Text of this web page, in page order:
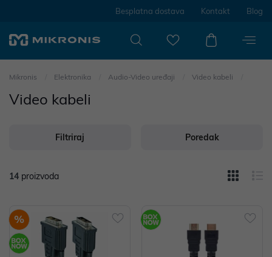
Besplatna dostava Kontakt Blog
Mikronis Elektronika Audio-Video uređaji Video kabeli
Video kabeli
Filtriraj Poredak
14 proizvoda
%